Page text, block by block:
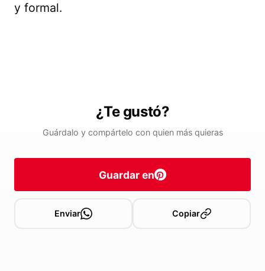
y formal.
¿Te gustó?
Guárdalo y compártelo con quien más quieras
Guardar en
Enviar Copiar